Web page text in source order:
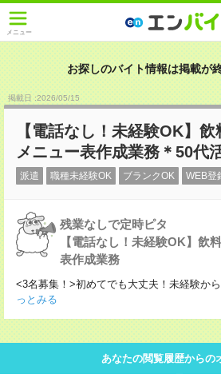
メニュー
お探しのバイト情報は掲載が
掲載日 :2026/05/15
【電話なし！未経験OK】
メニュー表作成業務＊50代
派遣 職種未経験OK ブランクOK WEB登
残業なしで定時ピタ
【電話なし！未経験OK】飲
表作成業務
<3名募集！>初めてでも大丈夫！未経験か
っとみる
あなたの閲覧履歴からの